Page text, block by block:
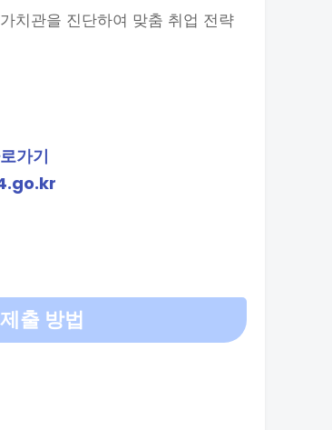
치관을 진단하여 맞춤 취업 전략
가기
출 방법